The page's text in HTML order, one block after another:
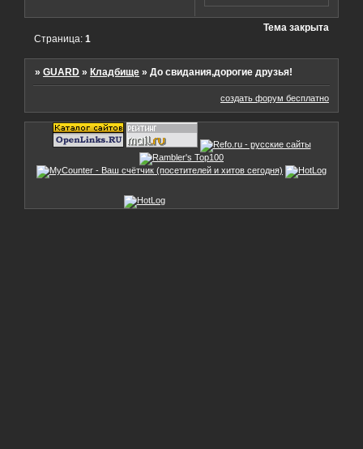
Тема закрыта
Страница:1
»GUARD » Кладбище »До свидания,дорогие друзья!
создать форум бесплатно